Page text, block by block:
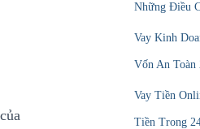
Những Điều
Vay Kinh
Vốn An Toàn
Vay Tiền
Tiền Trong